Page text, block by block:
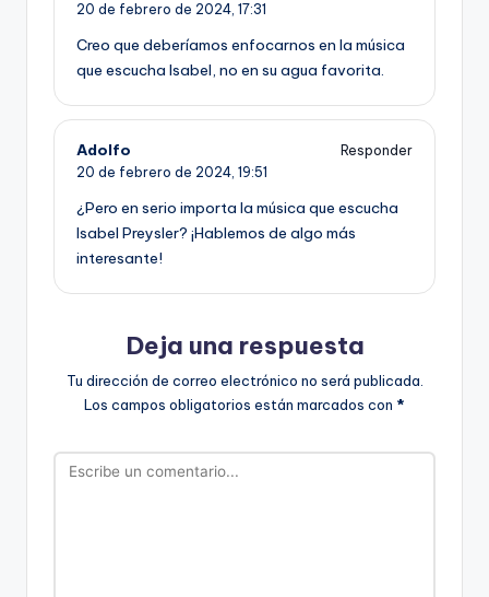
20 de febrero de 2024, 17:31
Creo que deberíamos enfocarnos en la música
que escucha Isabel, no en su agua favorita.
Adolfo
Responder
20 de febrero de 2024, 19:51
¿Pero en serio importa la música que escucha
Isabel Preysler? ¡Hablemos de algo más
interesante!
Deja una respuesta
Tu dirección de correo electrónico no será publicada.
Los campos obligatorios están marcados con *